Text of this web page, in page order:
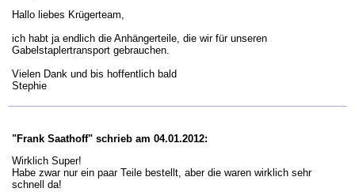
Hallo liebes Krügerteam,
ich habt ja endlich die Anhängerteile, die wir für unseren
Gabelstaplertransport gebrauchen.
Vielen Dank und bis hoffentlich bald
Stephie
"Frank Saathoff" schrieb am 04.01.2012:
Wirklich Super!
Habe zwar nur ein paar Teile bestellt, aber die waren wirklich sehr
schnell da!